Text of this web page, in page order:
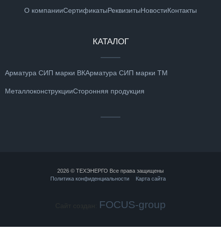
О компанииСертификатыРеквизитыНовостиКонтакты
КАТАЛОГ
Арматура СИП марки ВКАрматура СИП марки ТМ
МеталлоконструкцииСторонняя продукция
2026 © ТЕХЭНЕРГО Все права защищены
Политика конфиденциальности
Карта сайта
FOCUS-group